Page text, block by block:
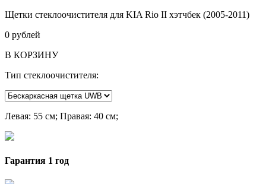
Щетки стеклоочистителя для KIA Rio II хэтчбек (2005-2011)
0 рублей
В КОРЗИНУ
Тип стеклоочистителя:
Левая: 55 см; Правая: 40 см;
Гарантия 1 год